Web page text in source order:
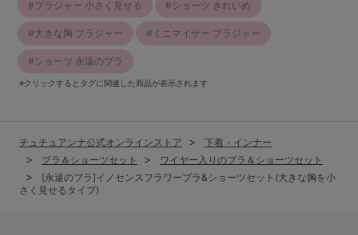
ブラジャー 小さく見せる ショーツ きれいめ
大きな胸 ブラジャー ミニマイザー ブラジャー
ショーツ 永遠のブラ
※クリックするとタグに関連した商品が表示されます
チュチュアンナ公式オンラインストア
下着・インナー
ブラ＆ショーツセット
ワイヤー入りのブラ＆ショーツセット
[永遠のブラ]イノセンスフラワーブラ&ショーツセット(大きな胸を小
さく見せるタイプ)